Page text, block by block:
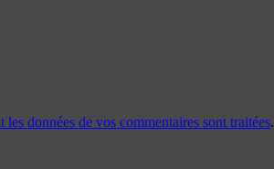
données de vos commentaires sont traitées.